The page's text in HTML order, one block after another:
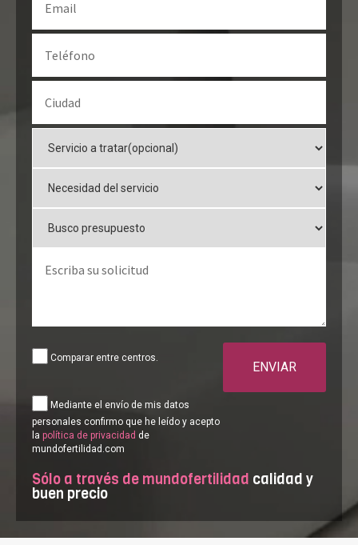
Comparar entre centros.
Mediante el envío de mis datos
personales confirmo que he leído y acepto
la política de privacidad de
mundofertilidad.com
ENVIAR
Sólo a través de mundofertilidad calidad y
buen precio